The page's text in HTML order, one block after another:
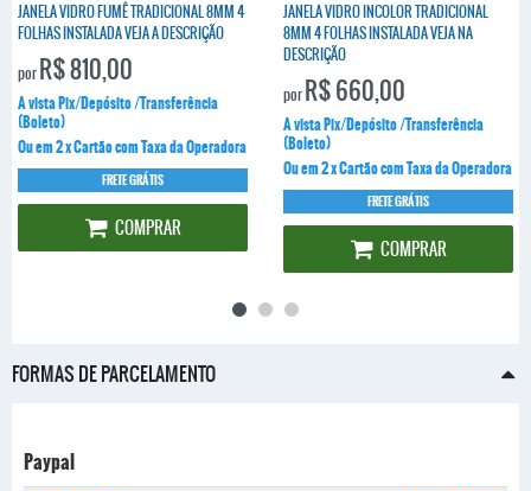
JANELA VIDRO FUMÊ TRADICIONAL 8MM 4
FOLHAS INSTALADA VEJA A DESCRIÇÃO
porR$ 810,00
A vista Pix/Depósito /Transferência
(Boleto)
Ou em 2 x Cartão com Taxa da Operadora
FRETE GRÁTIS
COMPRAR
JANELA VIDRO INCOLOR TRADICIONAL
8MM 4 FOLHAS INSTALADA VEJA NA
DESCRIÇÃO
porR$ 660,00
A vista Pix/Depósito /Transferência
(Boleto)
Ou em 2 x Cartão com Taxa da Operadora
FRETE GRÁTIS
COMPRAR
FORMAS DE PARCELAMENTO
Paypal